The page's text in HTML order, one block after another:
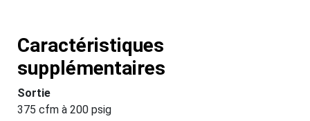
Caractéristiques
supplémentaires
Sortie
375 cfm à 200 psig